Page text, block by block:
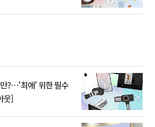
?⋯'최애' 위한 필수
웃]